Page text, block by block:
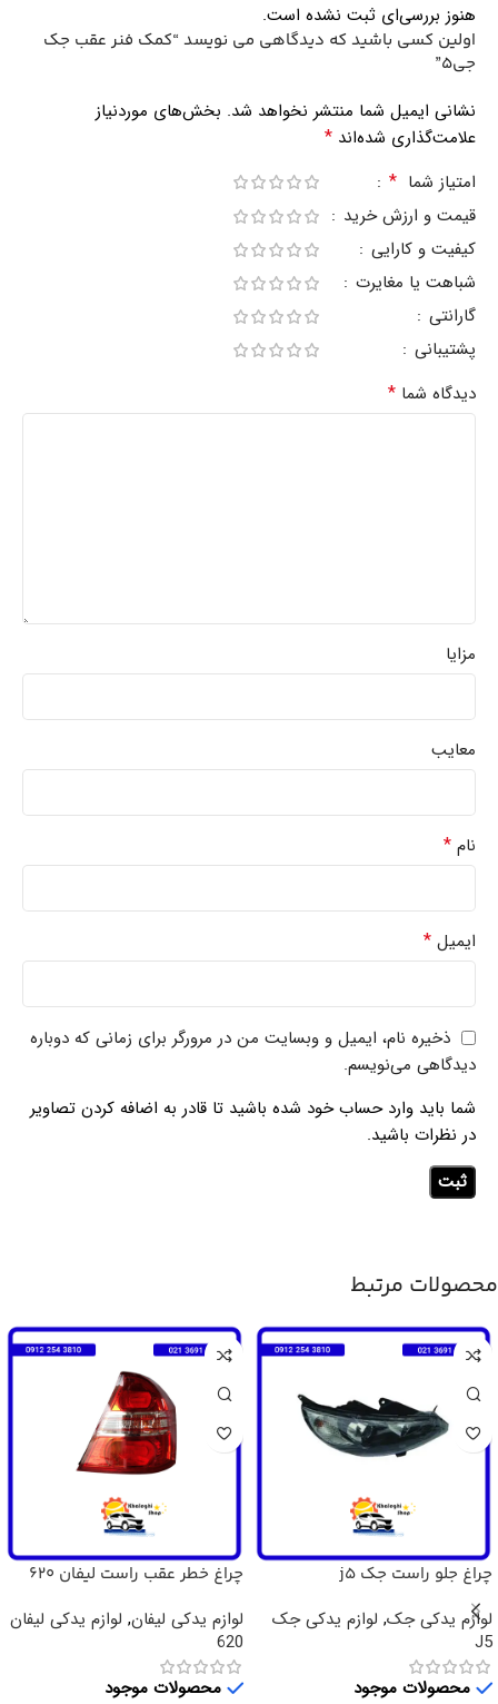
هنوز بررسی‌ای ثبت نشده است.
اولین کسی باشید که دیدگاهی می نویسد “کمک فنر عقب جک
جی5”
نشانی ایمیل شما منتشر نخواهد شد. بخش‌های موردنیاز
علامت‌گذاری شده‌اند *
امتیاز شما *
قیمت و ارزش خرید
کیفیت و کارایی
شباهت یا مغایرت
گارانتی
پشتیبانی
دیدگاه شما *
مزایا
معایب
نام *
ایمیل *
ذخیره نام، ایمیل و وبسایت من در مرورگر برای زمانی که دوباره
دیدگاهی می‌نویسم.
شما باید وارد حساب خود شده باشید تا قادر به اضافه کردن تصاویر
در نظرات باشید.
محصولات مرتبط
چراغ جلو راست جک j5
لوازم یدکی جک, لوازم یدکی جک
J5
محصولات موجود
چراغ خطر عقب راست لیفان 620
لوازم یدکی لیفان, لوازم یدکی لیفان
620
محصولات موجود